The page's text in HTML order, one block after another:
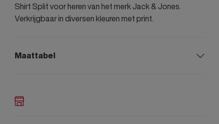
Shirt Split voor heren van het merk Jack & Jones.
Verkrijgbaar in diversen kleuren met print.
Maattabel